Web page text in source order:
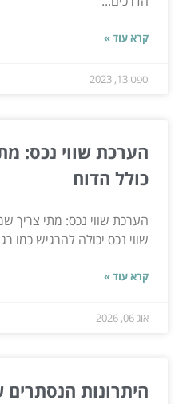
קרא עוד »
ספט 13, 2023
הערכת שווי נכס:
כולל הדוח
הערכת שווי נכס: מתי צריך
שווי נכס יכולה להרגיש כמו
קרא עוד »
אוג 06, 2026
היתרונות הנסתרים